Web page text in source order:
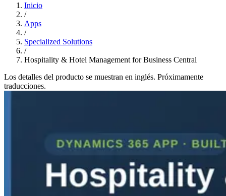
Inicio
/
Apps
/
Specialized Solutions
/
Hospitality & Hotel Management for Business Central
Los detalles del producto se muestran en inglés. Próximamente
traducciones.